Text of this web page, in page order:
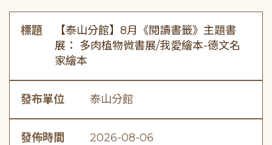
標題
【泰山分館】8月《閱讀書籤》主題書
展： 多肉植物微書展/我愛繪本-德文名
家繪本
發布單位 泰山分館
發佈時間 2026-08-06